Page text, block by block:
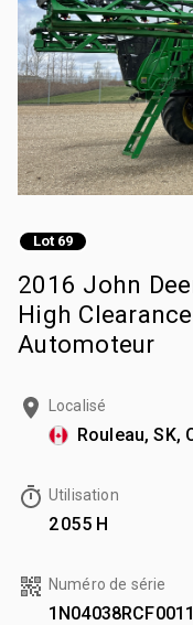
Lot 69
2016 John
High
Automoteur
Localisé
Rouleau, SK,
Utilisation
2 055 H
Numéro de série